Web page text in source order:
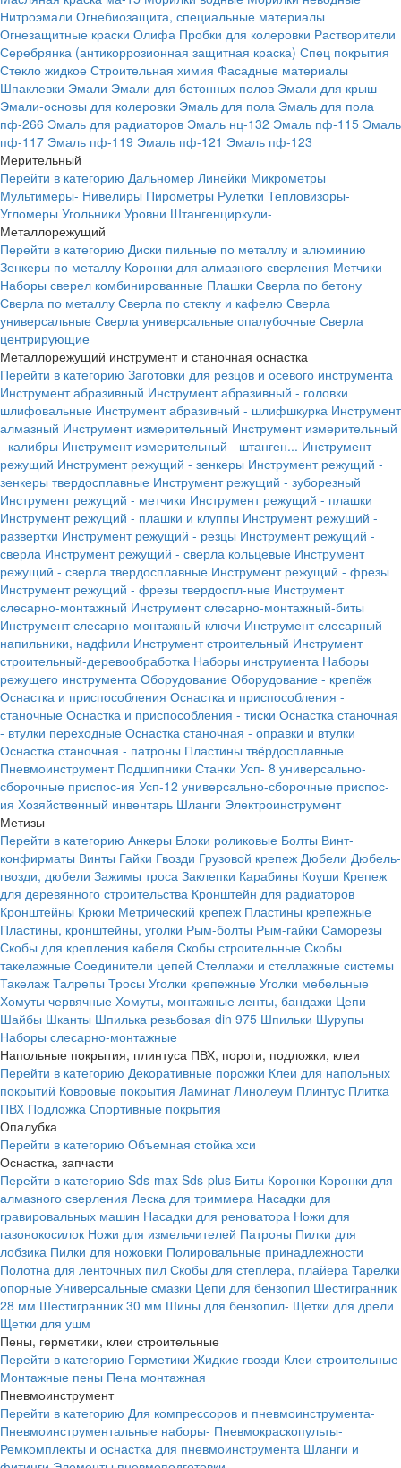
Нитроэмали Огнебиозащита, специальные материалы
Огнезащитные краски Олифа Пробки для колеровки Растворители
Серебрянка (антикоррозионная защитная краска) Спец покрытия
Стекло жидкое Строительная химия Фасадные материалы
Шпаклевки Эмали Эмали для бетонных полов Эмали для крыш
Эмали-основы для колеровки Эмаль для пола Эмаль для пола
пф-266 Эмаль для радиаторов Эмаль нц-132 Эмаль пф-115 Эмаль
пф-117 Эмаль пф-119 Эмаль пф-121 Эмаль пф-123
Мерительный
Перейти в категорию Дальномер Линейки Микрометры
Мультимеры- Нивелиры Пирометры Рулетки Тепловизоры-
Угломеры Угольники Уровни Штангенциркули-
Металлорежущий
Перейти в категорию Диски пильные по металлу и алюминию
Зенкеры по металлу Коронки для алмазного сверления Метчики
Наборы сверел комбинированные Плашки Сверла по бетону
Сверла по металлу Сверла по стеклу и кафелю Сверла
универсальные Сверла универсальные опалубочные Сверла
центрирующие
Металлорежущий инструмент и станочная оснастка
Перейти в категорию Заготовки для резцов и осевого инструмента
Инструмент абразивный Инструмент абразивный - головки
шлифовальные Инструмент абразивный - шлифшкурка Инструмент
алмазный Инструмент измерительный Инструмент измерительный
- калибры Инструмент измерительный - штанген... Инструмент
режущий Инструмент режущий - зенкеры Инструмент режущий -
зенкеры твердосплавные Инструмент режущий - зуборезный
Инструмент режущий - метчики Инструмент режущий - плашки
Инструмент режущий - плашки и клуппы Инструмент режущий -
развертки Инструмент режущий - резцы Инструмент режущий -
сверла Инструмент режущий - сверла кольцевые Инструмент
режущий - сверла твердосплавные Инструмент режущий - фрезы
Инструмент режущий - фрезы твердоспл-ные Инструмент
слесарно-монтажный Инструмент слесарно-монтажный-биты
Инструмент слесарно-монтажный-ключи Инструмент слесарный-
напильники, надфили Инструмент строительный Инструмент
строительный-деревообработка Наборы инструмента Наборы
режущего инструмента Оборудование Оборудование - крепёж
Оснастка и приспособления Оснастка и приспособления -
станочные Оснастка и приспособления - тиски Оснастка станочная
- втулки переходные Оснастка станочная - оправки и втулки
Оснастка станочная - патроны Пластины твёрдосплавные
Пневмоинструмент Подшипники Станки Усп- 8 универсально-
сборочные приспос-ия Усп-12 универсально-сборочные приспос-
ия Хозяйственный инвентарь Шланги Электроинструмент
Метизы
Перейти в категорию Анкеры Блоки роликовые Болты Винт-
конфирматы Винты Гайки Гвозди Грузовой крепеж Дюбели Дюбель-
гвозди, дюбели Зажимы троса Заклепки Карабины Коуши Крепеж
для деревянного строительства Кронштейн для радиаторов
Кронштейны Крюки Метрический крепеж Пластины крепежные
Пластины, кронштейны, уголки Рым-болты Рым-гайки Саморезы
Скобы для крепления кабеля Скобы строительные Скобы
такелажные Соединители цепей Стеллажи и стеллажные системы
Такелаж Талрепы Тросы Уголки крепежные Уголки мебельные
Хомуты червячные Хомуты, монтажные ленты, бандажи Цепи
Шайбы Шканты Шпилька резьбовая din 975 Шпильки Шурупы
Наборы слесарно-монтажные
Напольные покрытия, плинтуса ПВХ, пороги, подложки, клеи
Перейти в категорию Декоративные порожки Клеи для напольных
покрытий Ковровые покрытия Ламинат Линолеум Плинтус Плитка
ПВХ Подложка Спортивные покрытия
Опалубка
Перейти в категорию Объемная стойка хси
Оснастка, запчасти
Перейти в категорию Sds-max Sds-plus Биты Коронки Коронки для
алмазного сверления Леска для триммера Насадки для
гравировальных машин Насадки для реноватора Ножи для
газонокосилок Ножи для измельчителей Патроны Пилки для
лобзика Пилки для ножовки Полировальные принадлежности
Полотна для ленточных пил Скобы для степлера, плайера Тарелки
опорные Универсальные смазки Цепи для бензопил Шестигранник
28 мм Шестигранник 30 мм Шины для бензопил- Щетки для дрели
Щетки для ушм
Пены, герметики, клеи строительные
Перейти в категорию Герметики Жидкие гвозди Клеи строительные
Монтажные пены Пена монтажная
Пневмоинструмент
Перейти в категорию Для компрессоров и пневмоинструмента-
Пневмоинструментальные наборы- Пневмокраскопульты-
Ремкомплекты и оснастка для пневмоинструмента Шланги и